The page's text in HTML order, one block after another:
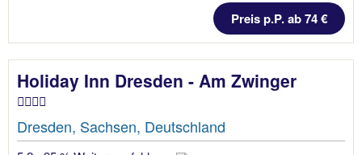
Preis p.P. ab 74 €
Holiday Inn Dresden - Am Zwinger
Dresden, Sachsen, Deutschland